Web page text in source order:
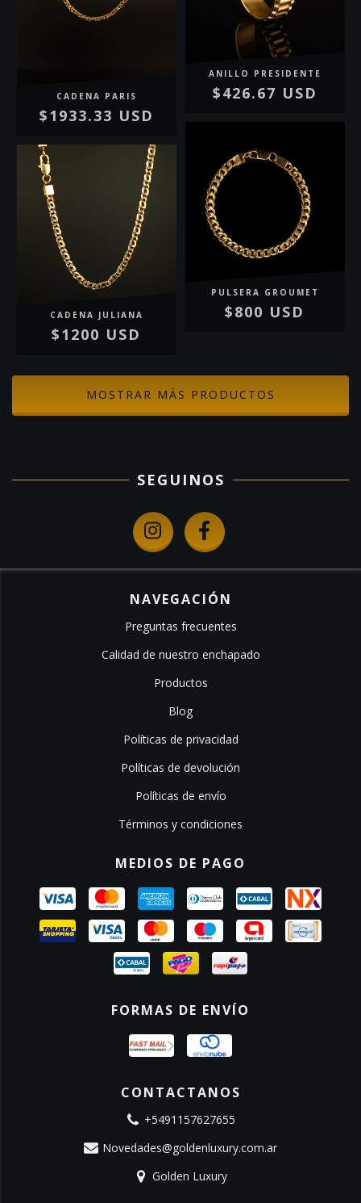
CADENA PARIS
$1933.33 USD
ANILLO PRESIDENTE
$426.67 USD
CADENA JULIANA
$1200 USD
PULSERA GROUMET
$800 USD
MOSTRAR MÁS PRODUCTOS
SEGUINOS
NAVEGACIÓN
Preguntas frecuentes
Calidad de nuestro enchapado
Productos
Blog
Políticas de privacidad
Políticas de devolución
Políticas de envío
Términos y condiciones
MEDIOS DE PAGO
FORMAS DE ENVÍO
CONTACTANOS
+5491157627655
Novedades@goldenluxury.com.ar
Golden Luxury